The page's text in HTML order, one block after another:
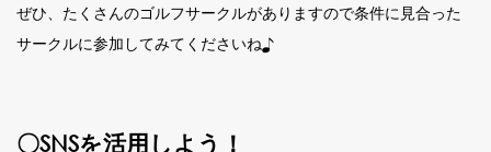
ぜひ、たくさんのゴルフサークルがありますので条件に見合った
サークルに参加してみてくださいね♪
〇SNSを活用しよう！